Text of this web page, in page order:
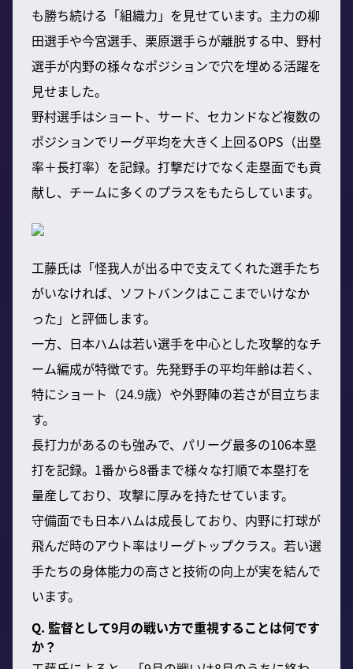
も勝ち続ける「組織力」を見せています。主力の柳
田選手や今宮選手、栗原選手らが離脱する中、野村
選手が内野の様々なポジションで穴を埋める活躍を
見せました。
野村選手はショート、サード、セカンドなど複数の
ポジションでリーグ平均を大きく上回るOPS（出塁
率＋長打率）を記録。打撃だけでなく走塁面でも貢
献し、チームに多くのプラスをもたらしています。
工藤氏は「怪我人が出る中で支えてくれた選手たち
がいなければ、ソフトバンクはここまでいけなか
った」と評価します。
一方、日本ハムは若い選手を中心とした攻撃的なチ
ーム編成が特徴です。先発野手の平均年齢は若く、
特にショート（24.9歳）や外野陣の若さが目立ちま
す。
長打力があるのも強みで、パリーグ最多の106本塁
打を記録。1番から8番まで様々な打順で本塁打を
量産しており、攻撃に厚みを持たせています。
守備面でも日本ハムは成長しており、内野に打球が
飛んだ時のアウト率はリーグトップクラス。若い選
手たちの身体能力の高さと技術の向上が実を結んで
います。
Q. 監督として9月の戦い方で重視することは何です
か？